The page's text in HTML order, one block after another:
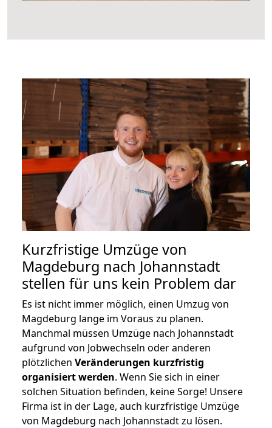
Kurzfristige Umzüge von
Magdeburg nach Johannstadt
stellen für uns kein Problem dar
Es ist nicht immer möglich, einen Umzug von
Magdeburg lange im Voraus zu planen.
Manchmal müssen Umzüge nach Johannstadt
aufgrund von Jobwechseln oder anderen
plötzlichen Veränderungen kurzfristig
organisiert werden. Wenn Sie sich in einer
solchen Situation befinden, keine Sorge! Unsere
Firma ist in der Lage, auch kurzfristige Umzüge
von Magdeburg nach Johannstadt zu lösen.